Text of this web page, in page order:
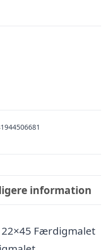
information
22×45 Færdigmalet